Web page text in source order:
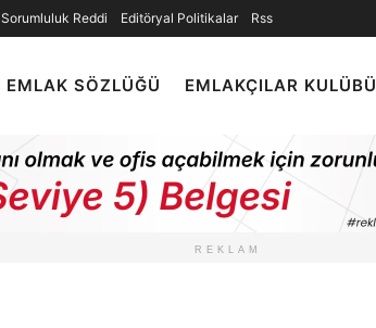
Sorumluluk Reddi Editöryal Politikalar Rss
EMLAK SÖZLÜĞÜ EMLAKÇILAR KULÜBÜ
REKLAM